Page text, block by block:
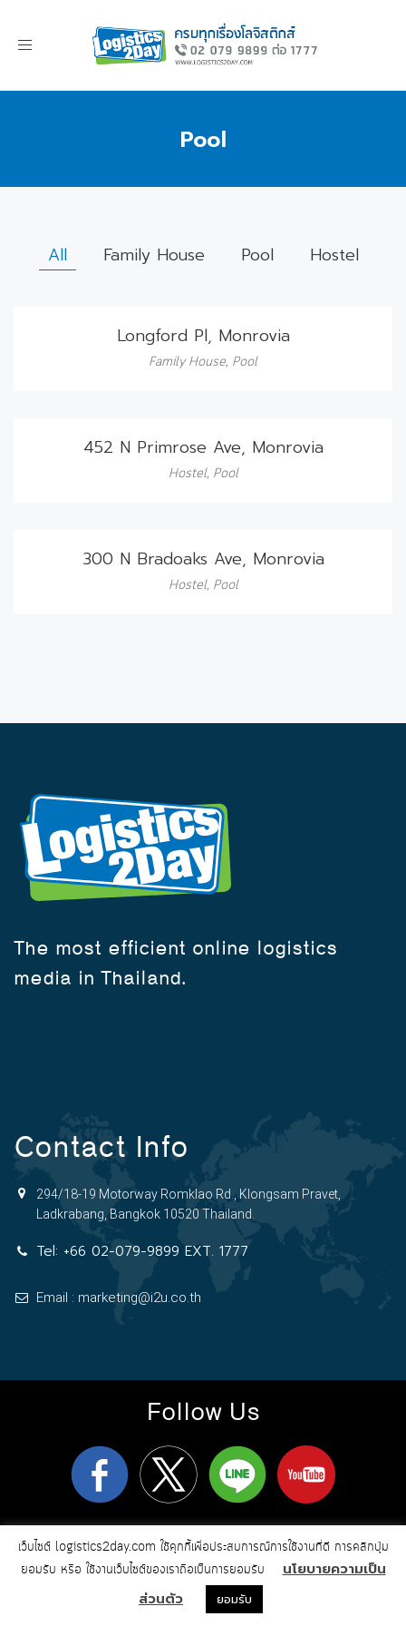
Toggle
Pool
All Family House Pool Hostel
Longford Pl, Monrovia
Family House, Pool
452 N Primrose Ave, Monrovia
Hostel, Pool
300 N Bradoaks Ave, Monrovia
Hostel, Pool
The most efficient online logistics
media in Thailand.
Contact Info
294/18-19 Motorway Romklao Rd., Klongsam Pravet,
Ladkrabang, Bangkok 10520 Thailand.
Tel: +66 02-079-9899 EXT. 1777
Email : marketing@i2u.co.th
Follow Us
Copyright 2026logistics2day.com© All Rights Reserved
Online Marketing & Web Design by i2u
Communication
เว็บไซต์ logistics2day.com ใช้คุกกี้เพื่อประสบการณ์การใช้งานที่ดี การคลิกปุ่ม
ยอมรับ หรือ ใช้งานเว็บไซต์ของเราถือเป็นการยอมรับ
นโยบายความเป็น
ส่วนตัว
ยอมรับ